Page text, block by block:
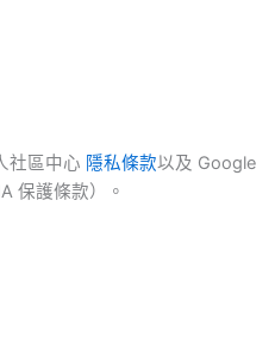
社區中心 隱私條款以及 Google
保護條款）。